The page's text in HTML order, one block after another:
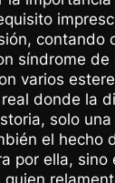
contando
síndrome de
varios
donde la
solo
el hecho
por ella, sino